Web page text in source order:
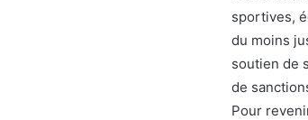
sportives,
du moins
soutien de
de
Pour